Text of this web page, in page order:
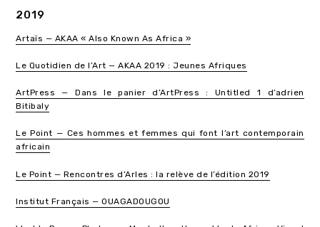
2019
Artaïs — AKAA « Also Known As Africa »
Le Quotidien de l’Art — AKAA 2019 : Jeunes Afriques
ArtPress — Dans le panier d’ArtPress : Untitled 1 d’adrien
Bitibaly
Le Point — Ces hommes et femmes qui font l’art contemporain
africain
Le Point — Rencontres d’Arles : la relève de l’édition 2019
Institut Français — OUAGADOUGOU